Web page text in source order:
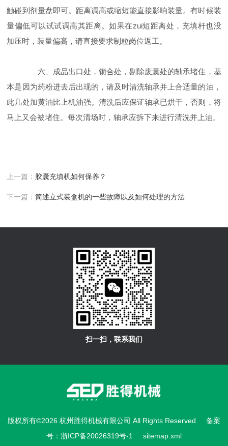
触碰到剂量盘即可。距离调高或缩短能直接影响装量。有时候装
量偏低可以试试调高其距离。如果在zui短距离处，充填杆也没
加压时，装量偏高，请直接要求制粒岗位返工。
六、成品出口处，锁合处，剔除废囊处的轴承堵住，基
本是因为药粉进去后出现的，请及时清洗轴承并上合适量的油，
此几处加黄油比上机油强。清洗后应保证轴承已烘干，否则，将
马上又会被堵住。每次清场时，轴承应拆下来进行清洗并上油。
上一篇： 胶囊充填机如何保养？
下一篇：简述立式装盒机的一些故障以及如何处理的方法
扫一扫，联系我们
版权所有©2026 杭州胜得机械有限公司 All Rights Reserved 备案
号：浙ICP备20026319号-1
sitemap.xml